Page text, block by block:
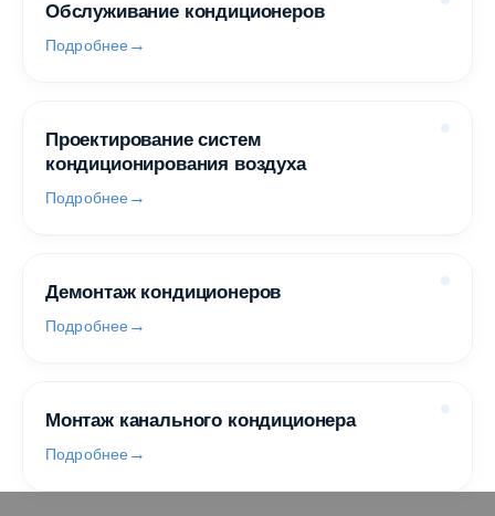
Обслуживание кондиционеров
Подробнее
Проектирование систем
кондиционирования воздуха
Подробнее
Демонтаж кондиционеров
Подробнее
Монтаж канального кондиционера
Подробнее